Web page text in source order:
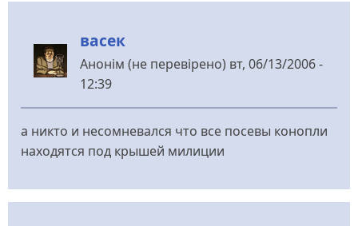
васек
Анонім (не перевірено) вт, 06/13/2006 -
12:39
а никто и несомневался что все посевы конопли
находятся под крышей милиции